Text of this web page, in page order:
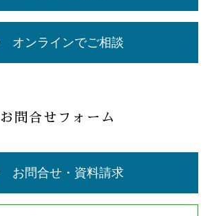
オンラインでご相談
お問合せフォーム
お問合せ・資料請求